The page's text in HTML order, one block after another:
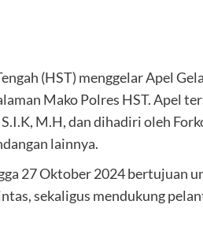
(HST) menggelar Apel
Mako Polres HST. Apel
M.H, dan dihadiri oleh
lainnya.
27 Oktober 2024 bertujuan
sekaligus mendukung